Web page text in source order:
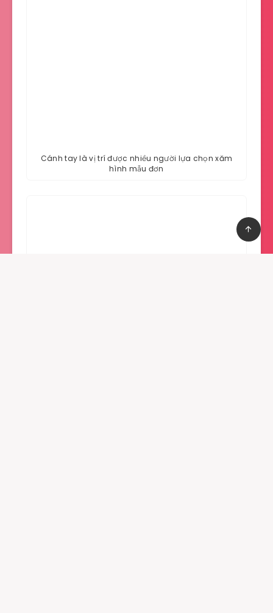
Cánh tay là vị trí được nhiều người lựa chọn xăm
hình mẫu đơn